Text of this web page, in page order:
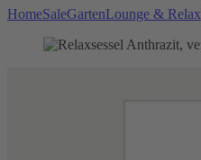
HomeSaleGartenLounge & Relax